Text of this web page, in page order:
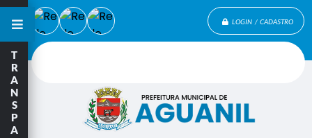
LOGIN / CADASTRO
T
R
A
N
S
P
A